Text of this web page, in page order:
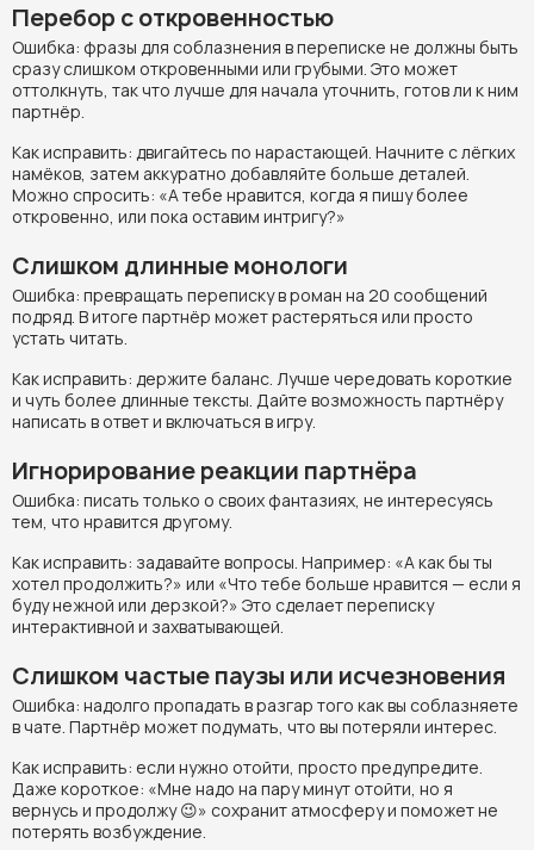
Перебор с откровенностью
Ошибка: фразы для соблазнения в переписке не должны быть
сразу слишком откровенными или грубыми. Это может
оттолкнуть, так что лучше для начала уточнить, готов ли к ним
партнёр.
Как исправить: двигайтесь по нарастающей. Начните с лёгких
намёков, затем аккуратно добавляйте больше деталей.
Можно спросить: «А тебе нравится, когда я пишу более
откровенно, или пока оставим интригу?»
Слишком длинные монологи
Ошибка: превращать переписку в роман на 20 сообщений
подряд. В итоге партнёр может растеряться или просто
устать читать.
Как исправить: держите баланс. Лучше чередовать короткие
и чуть более длинные тексты. Дайте возможность партнёру
написать в ответ и включаться в игру.
Игнорирование реакции партнёра
Ошибка: писать только о своих фантазиях, не интересуясь
тем, что нравится другому.
Как исправить: задавайте вопросы. Например: «А как бы ты
хотел продолжить?» или «Что тебе больше нравится — если я
буду нежной или дерзкой?» Это сделает переписку
интерактивной и захватывающей.
Слишком частые паузы или исчезновения
Ошибка: надолго пропадать в разгар того как вы соблазняете
в чате. Партнёр может подумать, что вы потеряли интерес.
Как исправить: если нужно отойти, просто предупредите.
Даже короткое: «Мне надо на пару минут отойти, но я
вернусь и продолжу 😉» сохранит атмосферу и поможет не
потерять возбуждение.